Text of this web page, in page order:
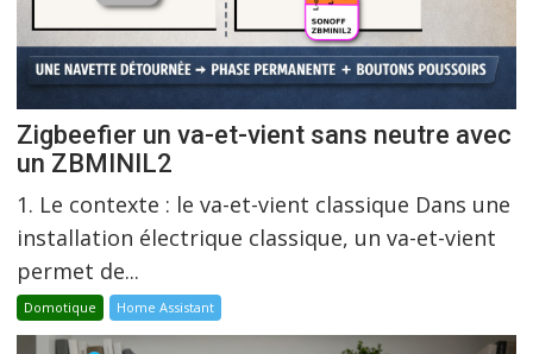
Zigbeefier un va-et-vient sans neutre avec
un ZBMINIL2
1. Le contexte : le va-et-vient classique Dans une
installation électrique classique, un va-et-vient
permet de...
Domotique Home Assistant